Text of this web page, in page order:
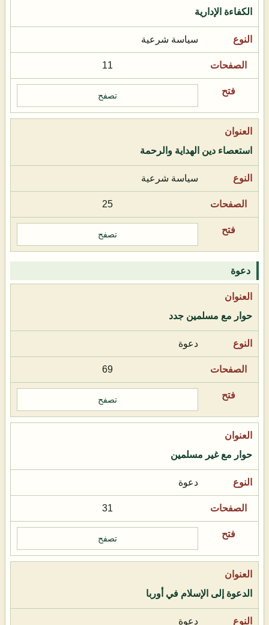
الكفاءة الإدارية
سياسة شرعية
11
تصفح
استعصاء دين الهداية والرحمة
سياسة شرعية
25
تصفح
دعوة
حوار مع مسلمين جدد
دعوة
69
تصفح
حوار مع غير مسلمين
دعوة
31
تصفح
الدعوة إلى الإسلام في أوربا
دعوة